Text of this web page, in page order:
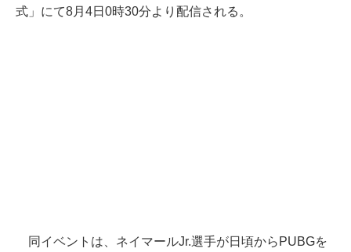
式」にて8月4日0時30分より配信される。
同イベントは、ネイマールJr.選手が日頃からPUBGを